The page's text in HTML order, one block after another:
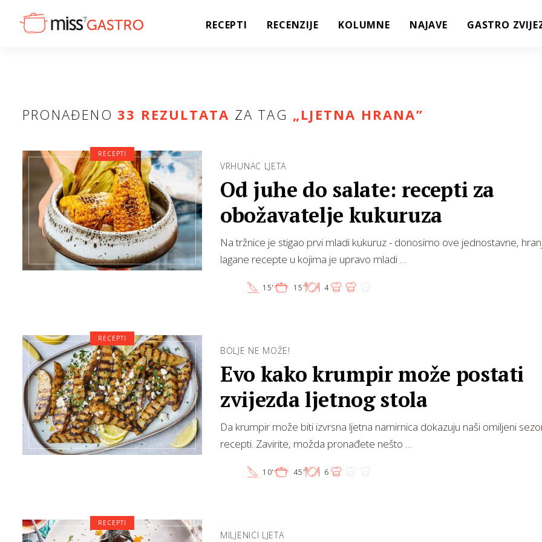
RECEPTI RECENZIJE KOLUMNE NAJAVE GASTRO
PRONAĐENO 33 REZULTATA ZA TAG „LJETNA HRANA”
VRHUNAC LJETA
Od juhe do salate: recepti za
obožavatelje kukuruza
Na tržnice je stigao prvi mladi kukuruz - donosimo ove jednostavne,
lagane recepte u kojima je upravo mladi …
15' 15' 4
RECEPTI
BOLJE NE MOŽE!
Evo kako krumpir može postati
zvijezda ljetnog stola
Da krumpir može biti izvrsna ljetna namirnica dokazuju naši omiljeni
recepti. Zavirite, možda pronađete nešto …
10' 45' 6
RECEPTI
MILJENICI LJETA
RECEPTI